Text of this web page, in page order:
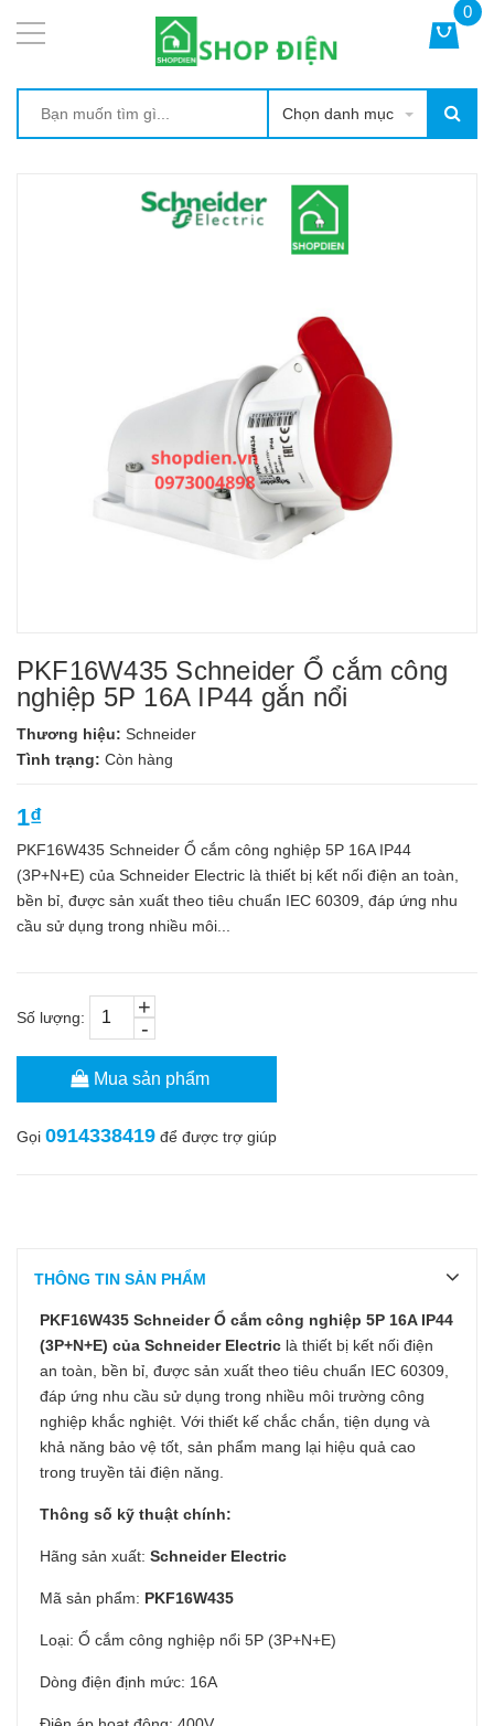
Chọn danh mục
0
PKF16W435 Schneider Ổ cắm công
nghiệp 5P 16A IP44 gắn nổi
Thương hiệu: Schneider
Tình trạng: Còn hàng
1₫
PKF16W435 Schneider Ổ cắm công nghiệp 5P 16A IP44
(3P+N+E) của Schneider Electric là thiết bị kết nối điện an toàn,
bền bỉ, được sản xuất theo tiêu chuẩn IEC 60309, đáp ứng nhu
cầu sử dụng trong nhiều môi...
Số lượng: -
+
Mua sản phẩm
Gọi 0914338419 để được trợ giúp
THÔNG TIN SẢN PHẨM
PKF16W435 Schneider Ổ cắm công nghiệp 5P 16A IP44
(3P+N+E) của Schneider Electric là thiết bị kết nối điện
an toàn, bền bỉ, được sản xuất theo tiêu chuẩn IEC 60309,
đáp ứng nhu cầu sử dụng trong nhiều môi trường công
nghiệp khắc nghiệt. Với thiết kế chắc chắn, tiện dụng và
khả năng bảo vệ tốt, sản phẩm mang lại hiệu quả cao
trong truyền tải điện năng.
Thông số kỹ thuật chính:
Hãng sản xuất: Schneider Electric
Mã sản phẩm: PKF16W435
Loại: Ổ cắm công nghiệp nổi 5P (3P+N+E)
Dòng điện định mức: 16A